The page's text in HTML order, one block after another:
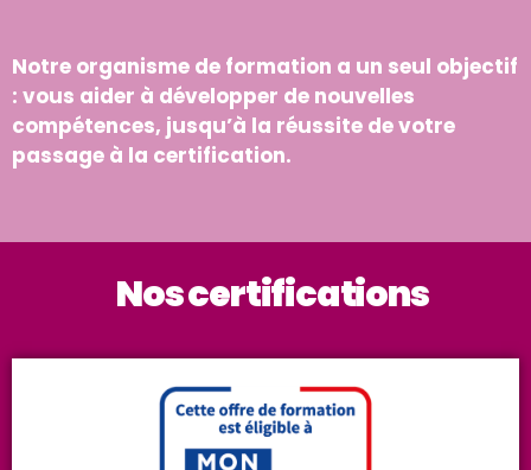
Notre organisme de formation a un seul objectif
: vous aider à développer de nouvelles
compétences, jusqu’à la réussite de votre
passage à la certification.
Nos certifications